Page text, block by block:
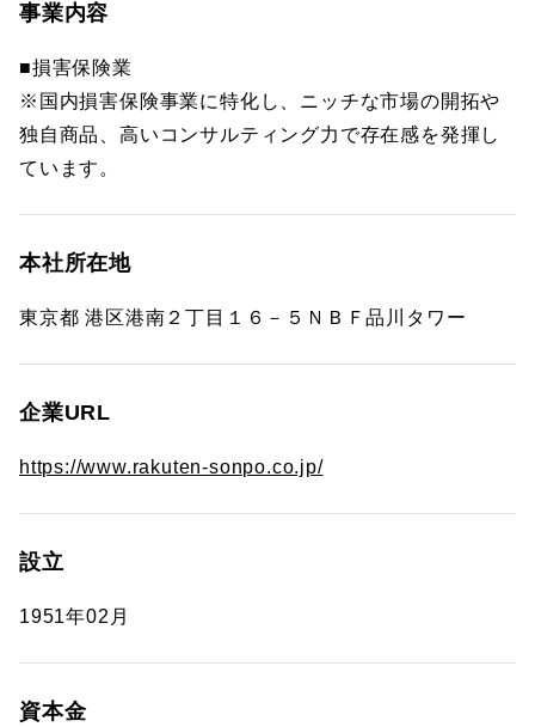
事業内容
■損害保険業
※国内損害保険事業に特化し、ニッチな市場の開拓や
独自商品、高いコンサルティング力で存在感を発揮し
ています。
本社所在地
東京都 港区港南２丁目１６－５ＮＢＦ品川タワー
企業URL
https://www.rakuten-sonpo.co.jp/
設立
1951年02月
資本金